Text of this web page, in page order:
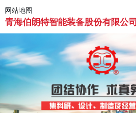
网站地图
青海伯朗特智能装备股份有限公司